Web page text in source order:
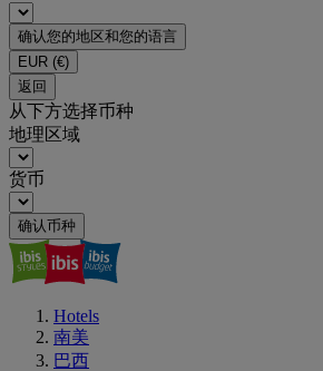
确认您的地区和您的语言
EUR (€)
返回
从下方选择币种
地理区域
货币
确认币种
Hotels
南美
巴西